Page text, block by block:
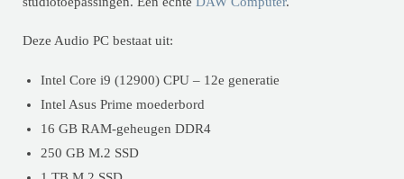
Deze Audio PC bestaat uit:
Intel Core i9 (12900) CPU – 12e generatie
Intel Asus Prime moederbord
16 GB RAM-geheugen DDR4
250 GB M.2 SSD